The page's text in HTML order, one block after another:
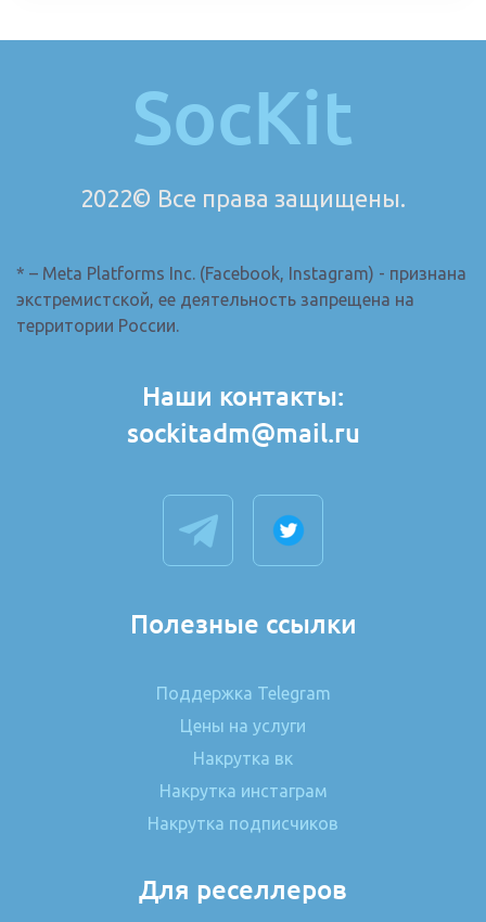
SocKit
2022© Все права защищены.
* – Meta Platforms Inc. (Facebook, Instagram) - признана
экстремистской, ее деятельность запрещена на
территории России.
Наши контакты:
sockitadm@mail.ru
Полезные ссылки
Поддержка Telegram
Цены на услуги
Накрутка вк
Накрутка инстаграм
Накрутка подписчиков
Для реселлеров